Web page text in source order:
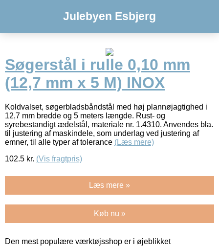
Julebyen Esbjerg
Søgerstål i rulle 0,10 mm
(12,7 mm x 5 M) INOX
Koldvalset, søgerbladsbåndstål med høj plannøjagtighed i
12,7 mm bredde og 5 meters længde. Rust- og
syrebestandigt ædelstål, materiale nr. 1.4310. Anvendes bla.
til justering af maskindele, som underlag ved justering af
emner, til alle typer af tolerance (Læs mere)
102.5 kr. (Vis fragtpris)
Læs mere »
Køb nu »
Den mest populære værktøjsshop er i øjeblikket